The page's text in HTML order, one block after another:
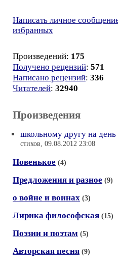
Написать личное
избранных
Произведений: 175
Получено рецензий: 571
Написано рецензий: 336
Читателей: 32940
Произведения
школьному другу на
стихов, 09.08.2012 23:08
Новенькое (4)
Предложения и разное (9)
о войне и воинах (3)
Лирика философская (15)
Поэзии и поэтам (5)
Авторская песня (9)